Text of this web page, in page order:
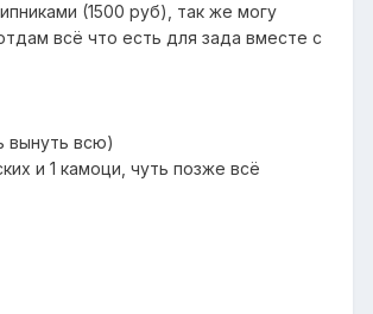
(1500 руб), так же могу
всё что есть для зада вместе с
вынуть всю)
и 1 камоци, чуть позже всё